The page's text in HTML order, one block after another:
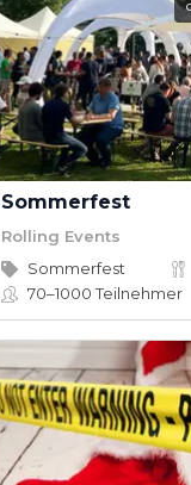
Sommerfest
Rolling Events
Sommerfest
70–1000Teilnehmer